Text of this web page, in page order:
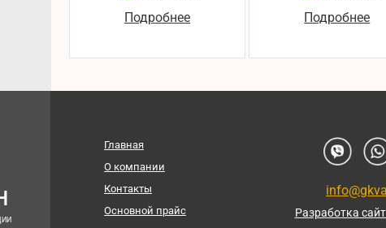
Подробнее Подробнее
Главная
О компании
Контакты
Основной прайс
Разработка